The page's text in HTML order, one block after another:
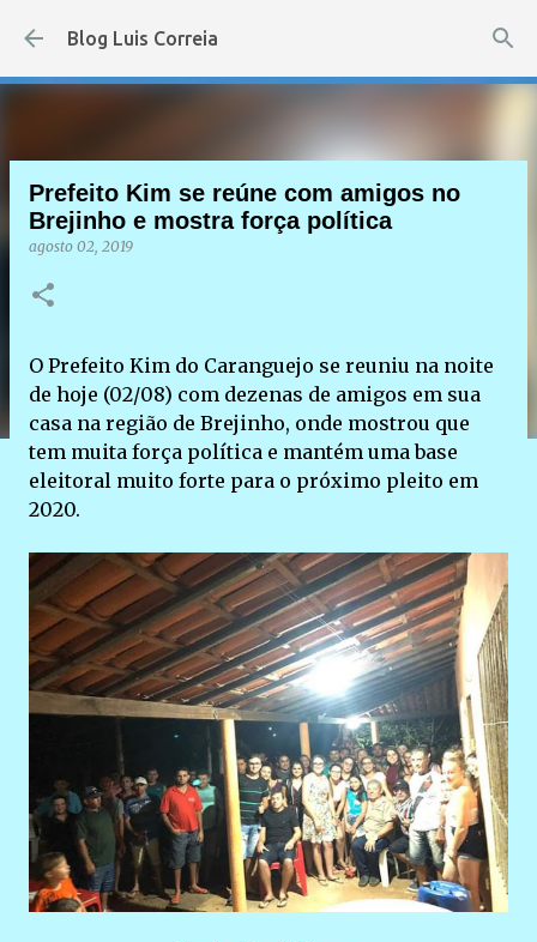
Pular para o conteúdo principal
Blog Luis Correia
Prefeito Kim se reúne com amigos no
Brejinho e mostra força política
agosto 02, 2019
O Prefeito Kim do Caranguejo se reuniu na noite
de hoje (02/08) com dezenas de amigos em sua
casa na região de Brejinho, onde mostrou que
tem muita força política e mantém uma base
eleitoral muito forte para o próximo pleito em
2020.